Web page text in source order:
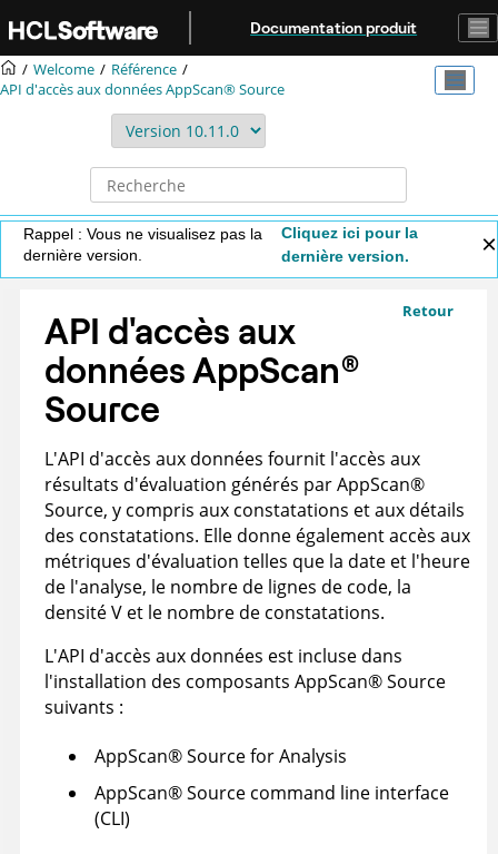
Aller au contenu principal
Documentation produit
Welcome
Référence
API d'accès aux donnéesAppScan® Source
Rappel : Vous ne visualisez pas la
dernière version.
Cliquez ici pour la
dernière version.
Retour
API d'accès aux
donnéesAppScan®
Source
L'API d'accès aux données fournit l'accès aux
résultats d'évaluation générés parAppScan®
Source, y compris aux constatations et aux détails
des constatations. Elle donne également accès aux
métriques d'évaluation telles que la date et l'heure
de l'analyse, le nombre de lignes de code, la
densité V et le nombre de constatations.
L'API d'accès aux données est incluse dans
l'installation des composants AppScan®Source
suivants :
AppScan®Source for Analysis
AppScan®Source command line interface
(CLI)